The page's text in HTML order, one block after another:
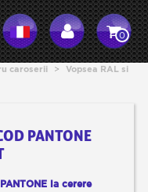
0
caroserii >
Vopsea RAL si
PANTONE
la cerere